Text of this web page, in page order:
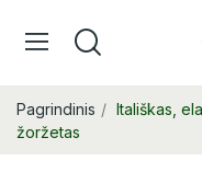
Pagrindinis
Itališkas,
žoržetas